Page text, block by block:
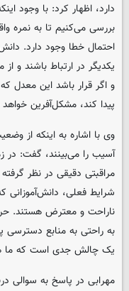
دارد، اظهار کرد: با وجود
بررسی می‌کنیم تا به نمره
احتمال خطا وجود دارد.
یکدیگر در ارتباط باشند و
و اگر قرار باشد این معدل
پیدا کند، مشکل‌آفرین خواهد
وی با اشاره به اینکه از
آسیب را می‌بینند، گفت: در
مراقبتی دقیقی در نظر
شرایط فعلی، دانش‌آموزانی
ناراحت و معترض هستند.
به راحتی به منابع دسترسی
یک چالش جدی است که ما
مهرابی در پاسخ به سوالی